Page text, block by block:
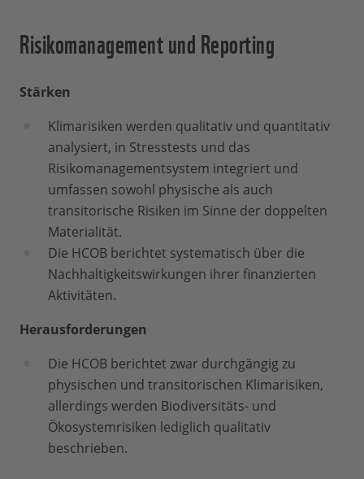
Risikomanagement und Reporting
Stärken
Klimarisiken werden qualitativ und quantitativ
analysiert, in Stresstests und das
Risikomanagementsystem integriert und
umfassen sowohl physische als auch
transitorische Risiken im Sinne der doppelten
Materialität.
Die HCOB berichtet systematisch über die
Nachhaltigkeitswirkungen ihrer finanzierten
Aktivitäten.
Herausforderungen
Die HCOB berichtet zwar durchgängig zu
physischen und transitorischen Klimarisiken,
allerdings werden Biodiversitäts- und
Ökosystemrisiken lediglich qualitativ
beschrieben.